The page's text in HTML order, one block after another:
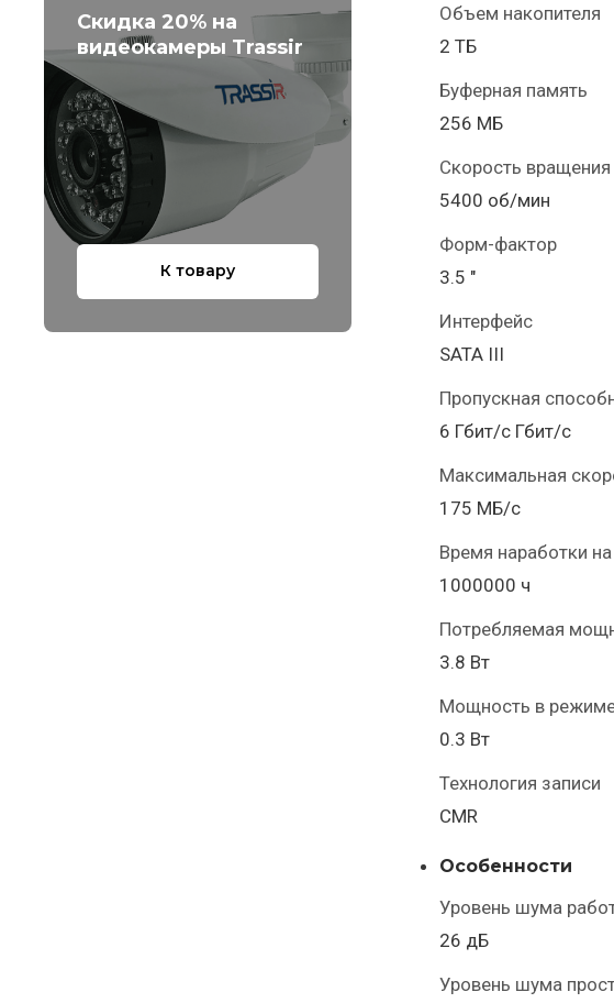
Скидка 20% на
видеокамеры Trassir
К товару
Объем накопителя
2 ТБ
Буферная память
256 МБ
Скорость
5400 об/мин
Форм-фактор
3.5 "
Интерфейс
SATA III
Пропускная
6 Гбит/с Гбит/с
Максимальная
175 МБ/с
Время наработки
1000000 ч
Потребляемая
3.8 Вт
Мощность в
0.3 Вт
Технология записи
CMR
Особенности
Уровень шума
26 дБ
Уровень шума